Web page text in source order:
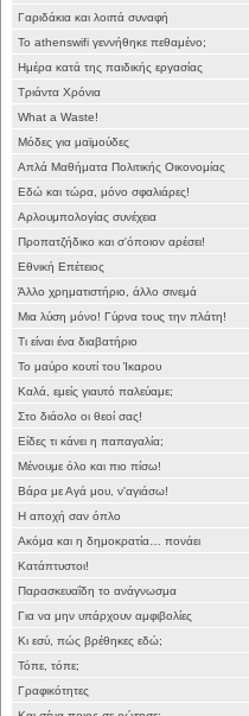
Γαριδάκια και λοιπά συναφή
Το athenswifi γεννήθηκε πεθαμένο;
Ημέρα κατά της παιδικής εργασίας
Τριάντα Χρόνια
What a Waste!
Μόδες για μαϊμούδες
Απλά Μαθήματα Πολιτικής Οικονομίας
Εδώ και τώρα, μόνο σφαλιάρες!
Αρλουμπολογίας συνέχεια
Προπατζήδικο και σ'όποιον αρέσει!
Εθνική Επέτειος
Άλλο χρηματιστήριο, άλλο σινεμά
Μια λύση μόνο! Γύρνα τους την πλάτη!
Τι είναι ένα διαβατήριο
Το μαύρο κουτί του Ίκαρου
Καλά, εμείς γιαυτό παλεύαμε;
Στο διάολο οι θεοί σας!
Είδες τι κάνει η παπαγαλία;
Μένουμε όλο και πιο πίσω!
Βάρα με Αγά μου, ν'αγιάσω!
Η αποχή σαν όπλο
Ακόμα και η δημοκρατία… πονάει
Κατάπτυστοι!
Παρασκευαΐδη το ανάγνωσμα
Για να μην υπάρχουν αμφιβολίες
Κι εσύ, πώς βρέθηκες εδώ;
Τόπε, τόπε;
Γραφικότητες